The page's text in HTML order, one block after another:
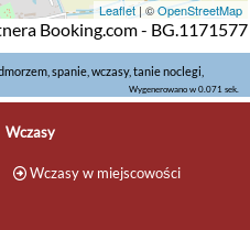
Leaflet | ©OpenStreetMap
Booking.com - BG.1171577
spanie, wczasy, tanie noclegi,
Wygenerowano w 0.071 sek.
Wczasy
Wczasy w miejscowości